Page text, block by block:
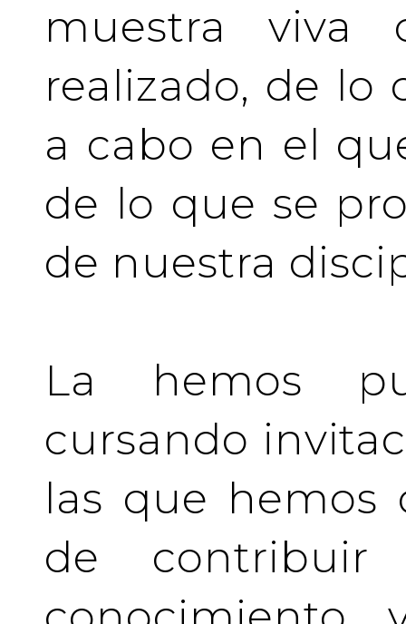
muestra
realizado, de lo
a cabo en el
de lo que se
de nuestra
La hemos
cursando
las que hemos
de contribuir